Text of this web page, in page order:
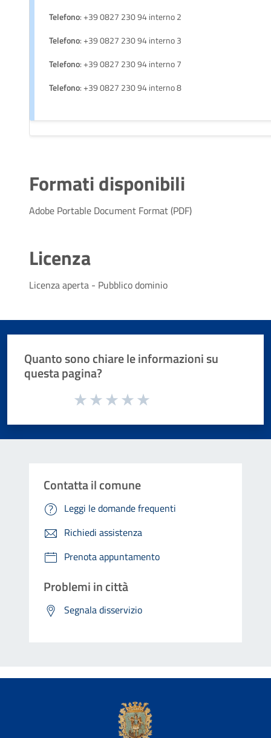
Telefono: +39 0827 230 94 interno 2
Telefono: +39 0827 230 94 interno 3
Telefono: +39 0827 230 94 interno 7
Telefono: +39 0827 230 94 interno 8
Formati disponibili
Adobe Portable Document Format (PDF)
Licenza
Licenza aperta - Pubblico dominio
Quanto sono chiare le informazioni su
questa pagina?
Valuta da 1 a 5 stelle la pagina
Contatta il comune
Leggi le domande frequenti
Richiedi assistenza
Prenota appuntamento
Problemi in città
Segnala disservizio